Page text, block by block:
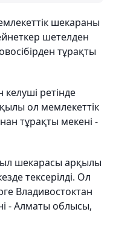
шекараны
шетелден
тұрақты
ретінде
ол мемлекеттік
тұрақты мекені -
шекарасы арқылы
тексерілді. Ол
Владивостоктан
- Алматы облысы,